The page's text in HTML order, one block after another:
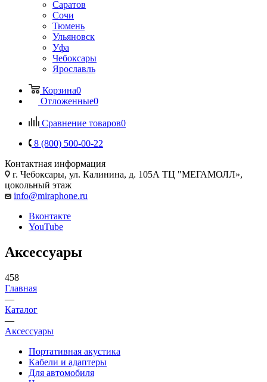
Саратов
Сочи
Тюмень
Ульяновск
Уфа
Чебоксары
Ярославль
Корзина0
Отложенные0
Сравнение товаров0
8 (800) 500-00-22
Контактная информация
г. Чебоксары, ул. Калинина, д. 105А ТЦ "МЕГАМОЛЛ»,
цокольный этаж
info@miraphone.ru
Вконтакте
YouTube
Аксессуары
458
Главная
—
Каталог
—
Аксессуары
Портативная акустика
Кабели и адаптеры
Для автомобиля